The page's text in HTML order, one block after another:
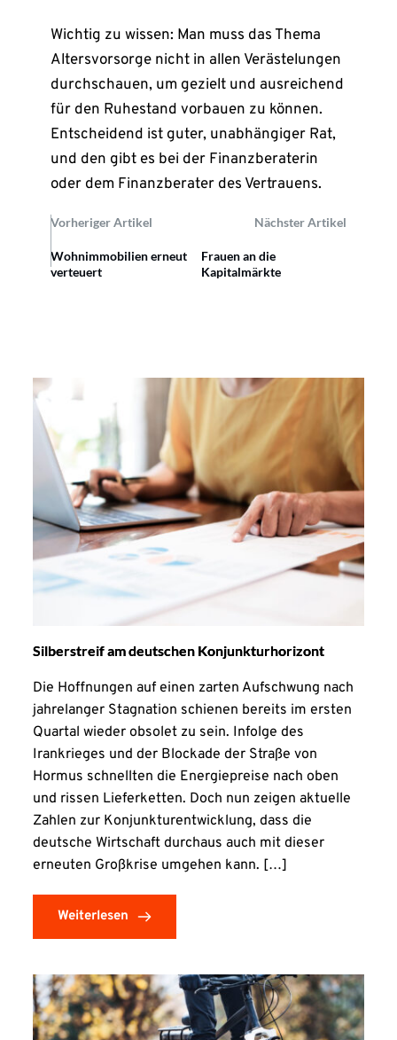
Wichtig zu wissen: Man muss das Thema
Altersvorsorge nicht in allen Verästelungen
durchschauen, um gezielt und ausreichend
für den Ruhestand vorbauen zu können.
Entscheidend ist guter, unabhängiger Rat,
und den gibt es bei der Finanzberaterin
oder dem Finanzberater des Vertrauens.
Vorheriger Artikel Nächster Artikel
Wohnimmobilien erneut
verteuert
Frauen an die
Kapitalmärkte
Silberstreif am deutschen Konjunkturhorizont
Die Hoffnungen auf einen zarten Aufschwung nach
jahrelanger Stagnation schienen bereits im ersten
Quartal wieder obsolet zu sein. Infolge des
Irankrieges und der Blockade der Straße von
Hormus schnellten die Energiepreise nach oben
und rissen Lieferketten. Doch nun zeigen aktuelle
Zahlen zur Konjunkturentwicklung, dass die
deutsche Wirtschaft durchaus auch mit dieser
erneuten Großkrise umgehen kann. […]
Weiterlesen